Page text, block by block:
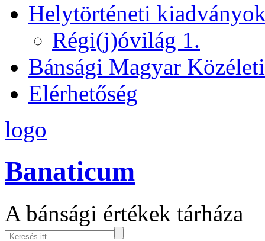
Helytörténeti
Régi(j)óvilág 1.
Bánsági Magyar
Elérhetőség
logo
Banaticum
A bánsági értékek tárháza